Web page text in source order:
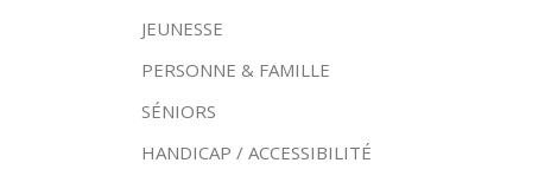
JEUNESSE
PERSONNE & FAMILLE
SÉNIORS
HANDICAP / ACCESSIBILITÉ